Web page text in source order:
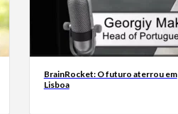
BrainRocket: O futuro aterrou em
Lisboa